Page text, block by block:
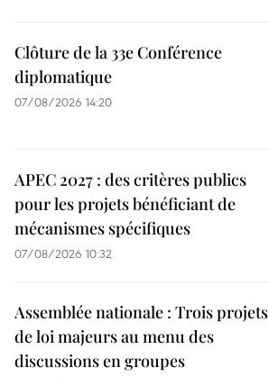
Clôture de la 33e Conférence
diplomatique
07/08/2026 14:20
APEC 2027 : des critères publics
pour les projets bénéficiant de
mécanismes spécifiques
07/08/2026 10:32
Assemblée nationale : Trois projets
de loi majeurs au menu des
discussions en groupes